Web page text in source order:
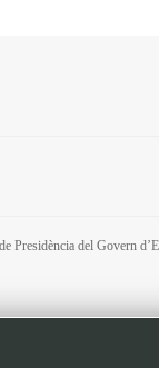
Presidència del Govern